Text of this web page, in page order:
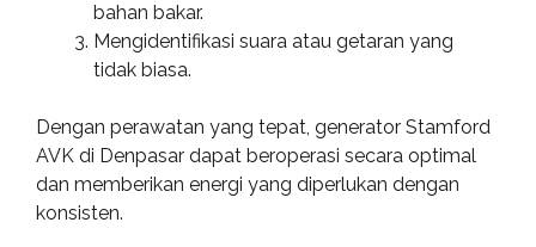
bahan bakar.
Mengidentifikasi suara atau getaran yang
tidak biasa.
Dengan perawatan yang tepat, generator Stamford
AVK di Denpasar dapat beroperasi secara optimal
dan memberikan energi yang diperlukan dengan
konsisten.